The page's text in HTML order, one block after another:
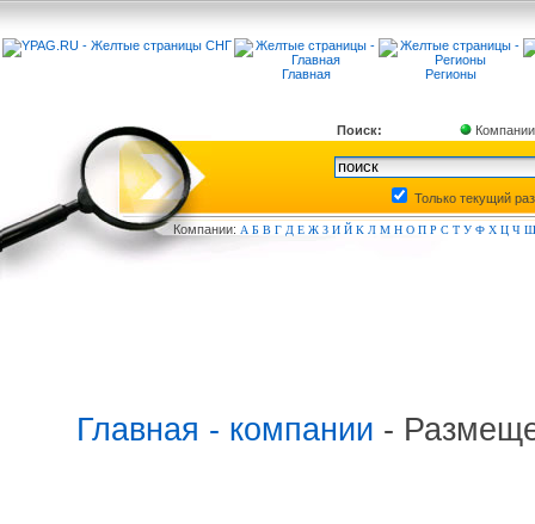
Главная Регионы
Поиск: Компании
Только текущий
Компании: А Б В Г Д Е Ж З И Й К Л М Н О П Р С Т У Ф Х Ц Ч Ш
Главная - компании -